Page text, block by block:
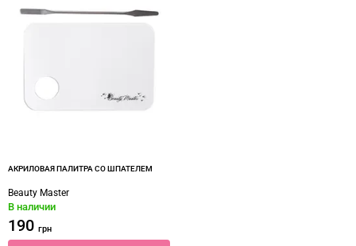
АКРИЛОВАЯ ПАЛИТРА СО ШПАТЕЛЕМ
Beauty Master
В наличии
190 грн